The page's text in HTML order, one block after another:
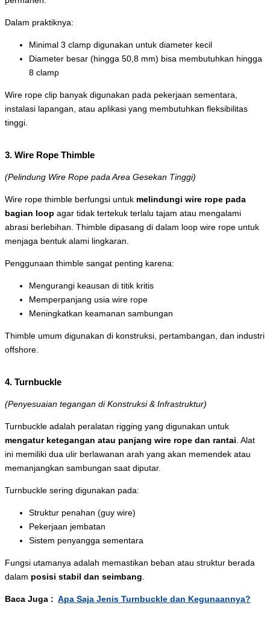
Dalam praktiknya:
Minimal 3 clamp digunakan untuk diameter kecil
Diameter besar (hingga 50,8 mm) bisa membutuhkan hingga
8 clamp
Wire rope clip banyak digunakan pada pekerjaan sementara,
instalasi lapangan, atau aplikasi yang membutuhkan fleksibilitas
tinggi.
3. Wire Rope Thimble
(Pelindung Wire Rope pada Area Gesekan Tinggi)
Wire rope thimble berfungsi untuk melindungi wire rope pada
bagian loop agar tidak tertekuk terlalu tajam atau mengalami
abrasi berlebihan. Thimble dipasang di dalam loop wire rope untuk
menjaga bentuk alami lingkaran.
Penggunaan thimble sangat penting karena:
Mengurangi keausan di titik kritis
Memperpanjang usia wire rope
Meningkatkan keamanan sambungan
Thimble umum digunakan di konstruksi, pertambangan, dan industri
offshore.
4. Turnbuckle
(Penyesuaian tegangan di Konstruksi & Infrastruktur)
Turnbuckle adalah peralatan rigging yang digunakan untuk
mengatur ketegangan atau panjang wire rope dan rantai . Alat
ini memiliki dua ulir berlawanan arah yang akan memendek atau
memanjangkan sambungan saat diputar.
Turnbuckle sering digunakan pada:
Struktur penahan (guy wire)
Pekerjaan jembatan
Sistem penyangga sementara
Fungsi utamanya adalah memastikan beban atau struktur berada
dalam posisi stabil dan seimbang
Baca Juga : Apa Saja Jenis Turnbuckle dan Kegunaannya?